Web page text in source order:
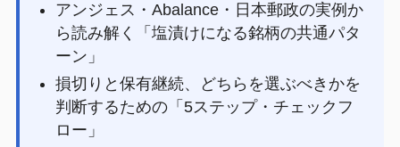
アンジェス・Abalance・日本郵政の実例か
ら読み解く「塩漬けになる銘柄の共通パタ
ーン」
損切りと保有継続、どちらを選ぶべきかを
判断するための「5ステップ・チェックフ
ロー」